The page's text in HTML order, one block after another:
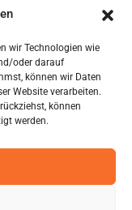
wir Technologien wie
oder darauf
können wir Daten
Website verarbeiten.
können
werden.
zu